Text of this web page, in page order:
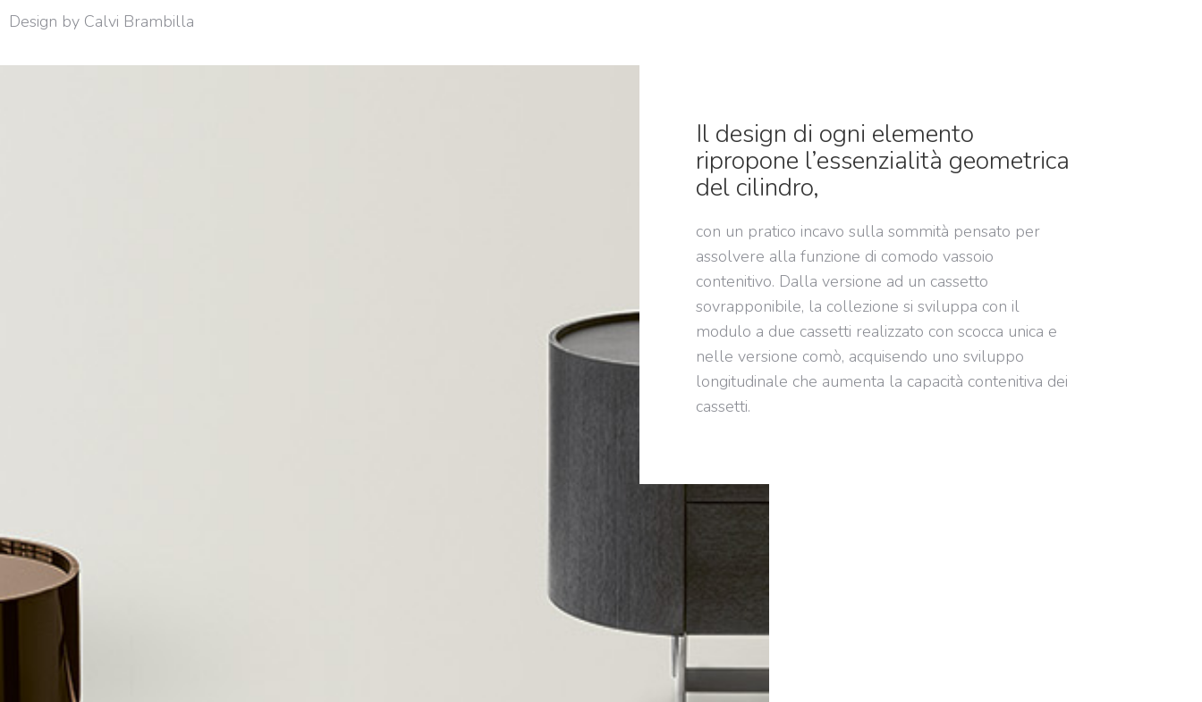
Design by Calvi Brambilla
Il design di ogni elemento
ripropone l’essenzialità geometrica
del cilindro,
con un pratico incavo sulla sommità pensato per
assolvere alla funzione di comodo vassoio
contenitivo. Dalla versione ad un cassetto
sovrapponibile, la collezione si sviluppa con il
modulo a due cassetti realizzato con scocca unica e
nelle versione comò, acquisendo uno sviluppo
longitudinale che aumenta la capacità contenitiva dei
cassetti.